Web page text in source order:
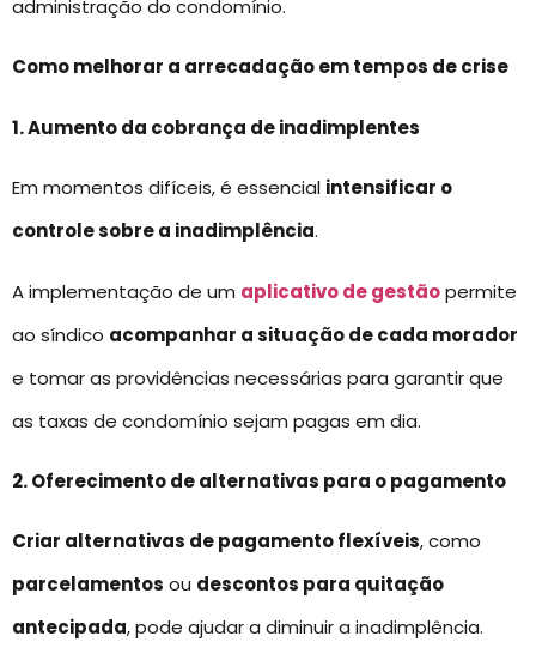
administração do condomínio.
Como melhorar a arrecadação em tempos de crise
1. Aumento da cobrança de inadimplentes
Em momentos difíceis, é essencial intensificar o
controle sobre a inadimplência.
A implementação de um aplicativo de gestãopermite
ao síndico acompanhar a situação de cada morador
e tomar as providências necessárias para garantir que
as taxas de condomínio sejam pagas em dia.
2. Oferecimento de alternativas para o pagamento
Criar alternativas de pagamento flexíveis, como
parcelamentos ou descontos para quitação
antecipada, pode ajudar a diminuir a inadimplência.